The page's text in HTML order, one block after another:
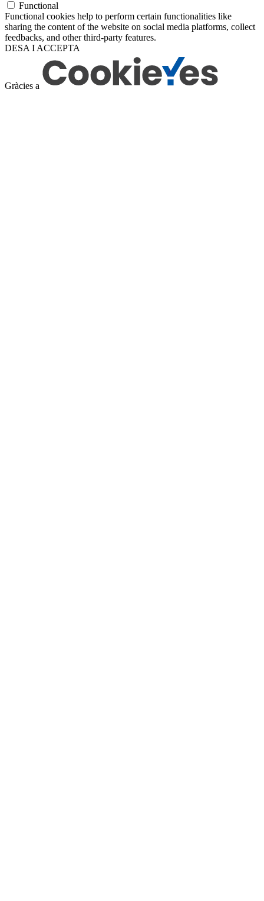
Functional
Functional cookies help to perform certain functionalities like
sharing the content of the website on social media platforms, collect
feedbacks, and other third-party features.
DESA I ACCEPTA
Gràcies a